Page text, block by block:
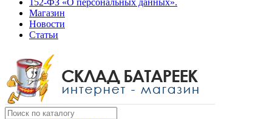
152-ФЗ «О персональных данных».
Магазин
Новости
Статьи